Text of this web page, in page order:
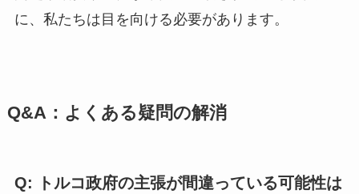
に、私たちは目を向ける必要があります。
Q&A：よくある疑問の解消
Q: トルコ政府の主張が間違っている可能性は